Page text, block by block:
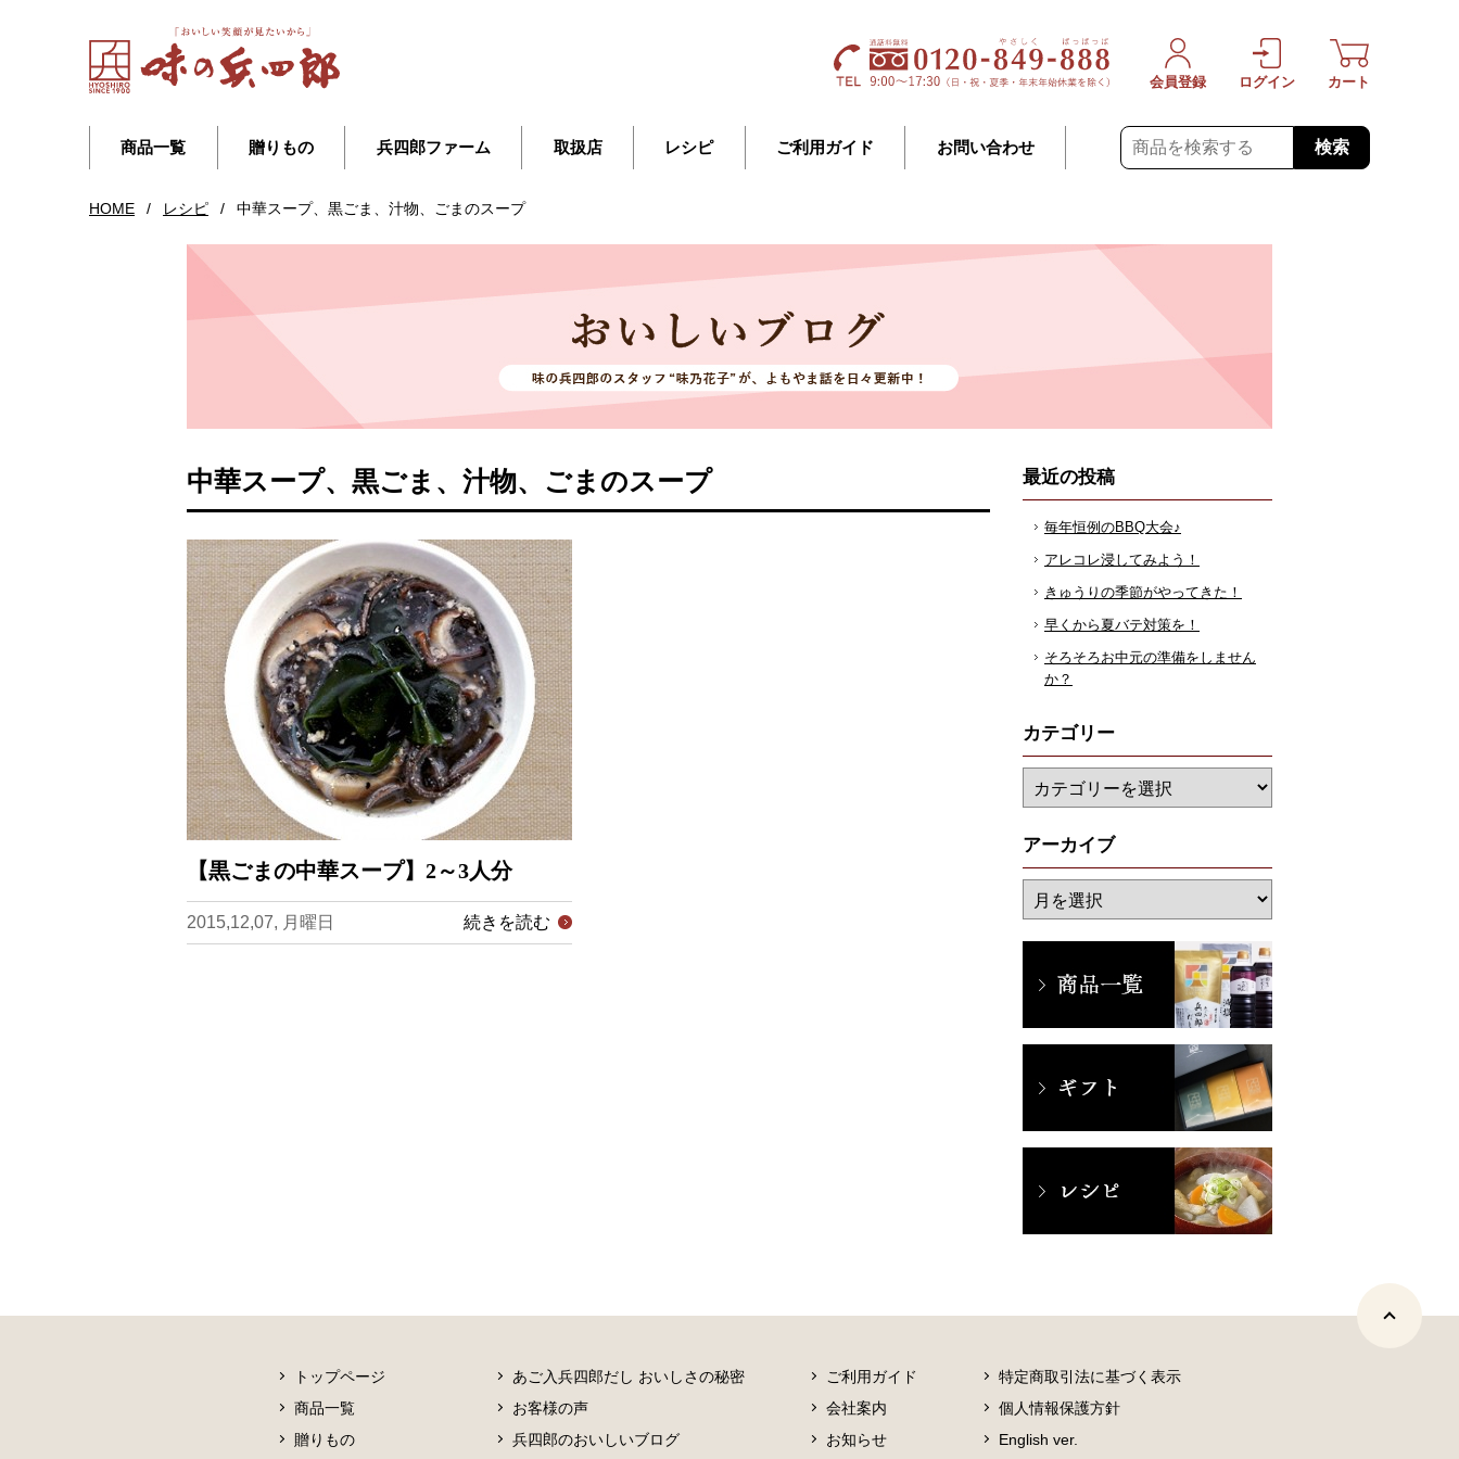
商品一覧 贈りもの 兵四郎ファーム 取扱店 レシピ ご利用ガイド お問い合わせ 検索
会員登録 ログイン カート
HOME / レシピ / 中華スープ、黒ごま、汁物、ごまのスープ
中華スープ、黒ごま、汁物、ごまのスープ
【黒ごまの中華スープ】2～3人分
2015,12,07, 月曜日 続きを読む
最近の投稿
毎年恒例のBBQ大会♪
アレコレ浸してみよう！
きゅうりの季節がやってきた！
早くから夏バテ対策を！
そろそろお中元の準備をしません
か？
カテゴリー
アーカイブ
トップページ
商品一覧
贈りもの
あご入兵四郎だし おいしさの秘密
お客様の声
兵四郎のおいしいブログ
ご利用ガイド
会社案内
お知らせ
特定商取引法に基づく表示
個人情報保護方針
English ver.